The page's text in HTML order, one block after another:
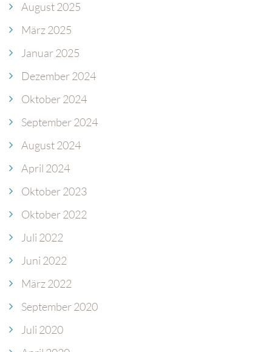
August 2025
März 2025
Januar 2025
Dezember 2024
Oktober 2024
September 2024
August 2024
April 2024
Oktober 2023
Oktober 2022
Juli 2022
Juni 2022
März 2022
September 2020
Juli 2020